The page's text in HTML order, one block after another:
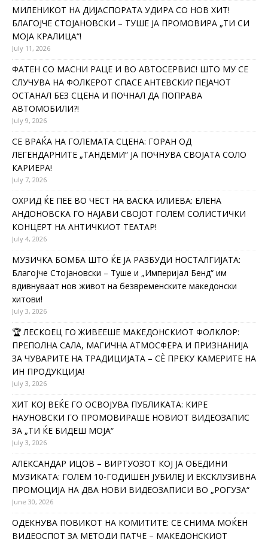
МИЛЕНИКОТ НА ДИЈАСПОРАТА УДИРА СО НОВ ХИТ!
БЛАГОЈЧЕ СТОЈАНОВСКИ – ТУШЕ ЈА ПРОМОВИРА „ТИ СИ
МОЈА КРАЛИЦА“!
July 11, 2026
ФАТЕН СО МАСНИ РАЦЕ И ВО АВТОСЕРВИС! ШТО МУ СЕ
СЛУЧУВА НА ФОЛКЕРОТ СПАСЕ АНТЕВСКИ? ПЕЈАЧОТ
ОСТАНАЛ БЕЗ СЦЕНА И ПОЧНАЛ ДА ПОПРАВА
АВТОМОБИЛИ?!
July 9, 2026
СЕ ВРАЌА НА ГОЛЕМАТА СЦЕНА: ГОРАН ОД
ЛЕГЕНДАРНИТЕ „ТАНДЕМИ“ ЈА ПОЧНУВА СВОЈАТА СОЛО
КАРИЕРА!
July 7, 2026
ОХРИД ЌЕ ПЕЕ ВО ЧЕСТ НА ВАСКА ИЛИЕВА: ЕЛЕНА
АНДОНОВСКА ГО НАЈАВИ СВОЈОТ ГОЛЕМ СОЛИСТИЧКИ
КОНЦЕРТ НА АНТИЧКИОТ ТЕАТАР!
July 4, 2026
МУЗИЧКА БОМБА ШТО ЌЕ ЈА РАЗБУДИ НОСТАЛГИЈАТА:
Благојче Стојановски – Туше и „Империјал Бенд“ им
вдивнуваат нов живот на безвременските македонски
хитови!
July 3, 2026
🏆 ЛЕСКОЕЦ ГО ЖИВЕЕШЕ МАКЕДОНСКИОТ ФОЛКЛОР:
ПРЕПОЛНА САЛА, МАГИЧНА АТМОСФЕРА И ПРИЗНАНИЈА
ЗА ЧУВАРИТЕ НА ТРАДИЦИЈАТА – СÈ ПРЕКУ КАМЕРИТЕ НА
ИН ПРОДУКЦИЈА!
July 3, 2026
ХИТ КОЈ ВЕЌЕ ГО ОСВОЈУВА ПУБЛИКАТА: КИРЕ
НАУНОВСКИ ГО ПРОМОВИРАШЕ НОВИОТ ВИДЕОЗАПИС
ЗА „ТИ ЌЕ БИДЕШ МОЈА“
July 3, 2026
АЛЕКСАНДАР ИЦОВ – ВИРТУОЗОТ КОЈ ЈА ОБЕДИНИ
МУЗИКАТА: ГОЛЕМ 10-ГОДИШЕН ЈУБИЛЕЈ И ЕКСКЛУЗИВНА
ПРОМОЦИЈА НА ДВА НОВИ ВИДЕОЗАПИСИ ВО „РОГУЗА“
June 30, 2026
ОДЕКНУВА ПОВИКОТ НА КОМИТИТЕ: СЕ СНИМА МОЌЕН
ВИДЕОСПОТ ЗА МЕТОДИ ПАТЧЕ – МАКЕДОНСКИОТ